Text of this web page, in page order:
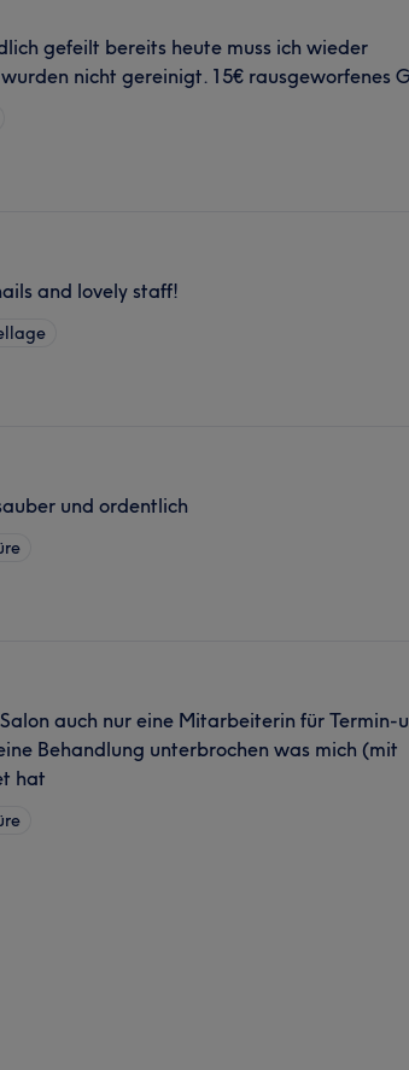
gefeilt bereits heute muss ich wieder
nicht gereinigt. 15€ rausgeworfenes
and lovely staff!
und ordentlich
auch nur eine Mitarbeiterin für Termin-
Behandlung unterbrochen was mich (mit
hat